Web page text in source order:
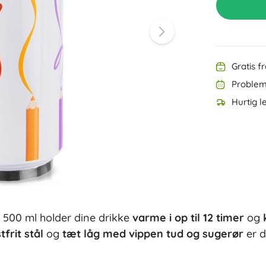
Udstyr til de allermindste
Dekorationer
Sikkerhed
Organisering
Skole
Party
Vandlegetøj
Grillning
Tegning og skrivning
Gratis
Hurtig
ml holder dine drikke varme i op til 12 timerog
stål og tæt låg med vippen tud og sugerør er